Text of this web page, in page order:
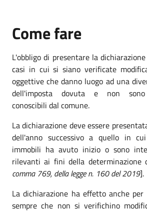
Come fare
L'obbligo di presentare la
casi in cui si siano verificate
oggettive che danno luogo ad una
dell'imposta dovuta e non sono
conoscibili dal comune.
La dichiarazione deve essere
dell'anno successivo a quello in
immobili ha avuto inizio o sono
rilevanti ai fini della determinazione
comma 769, della legge n. 160 del 2019].
La dichiarazione ha effetto anche
sempre che non si verifichino